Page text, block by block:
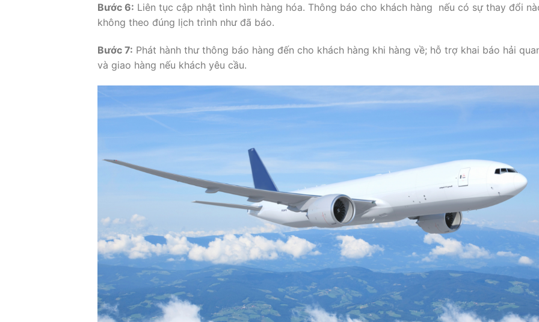
Bước 6: Liên tục cập nhật tình hình hàng hóa. Thông báo cho khách hàng nếu có sự thay đổi
không theo đúng lịch trình như đã báo.
Bước 7: Phát hành thư thông báo hàng đến cho khách hàng khi hàng về; hỗ trợ khai báo hải
và giao hàng nếu khách yêu cầu.